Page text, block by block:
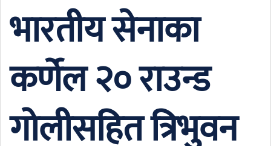
भारतीय सेनाका
कर्णेल २० राउन्ड
गोलीसहित त्रिभुवन